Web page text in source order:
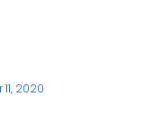
2020